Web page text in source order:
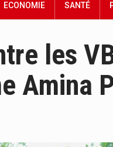
ECONOMIE SANTÉ
les
Amina